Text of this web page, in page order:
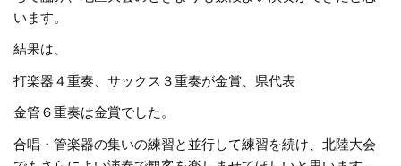
います。
結果は、
打楽器４重奏、サックス３重奏が金賞、県代表
金管６重奏は金賞でした。
合唱・管楽器の集いの練習と並行して練習を続け、北陸大会